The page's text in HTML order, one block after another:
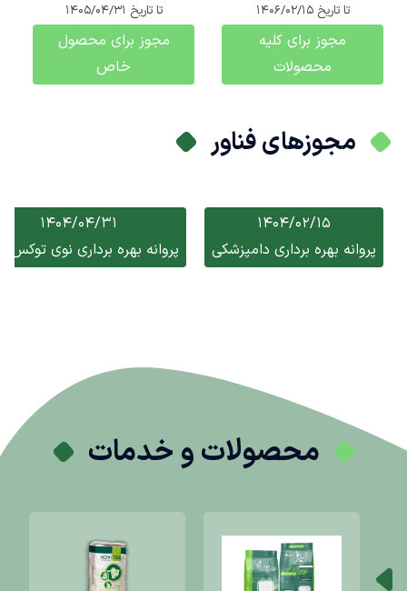
تا تاریخ 1406/02/15
مجوز برای کلیه
محصولات
تا تاریخ
مجوز برای محصول
خاص
مجوزهای فناور
1404/02/15
پروانه بهره برداری دامپزشکی
1404/04/31
پروانه بهره برداری نوی توکس
محصولات و خدمات